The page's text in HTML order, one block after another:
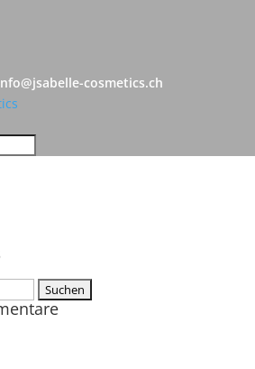
cosmetics.ch